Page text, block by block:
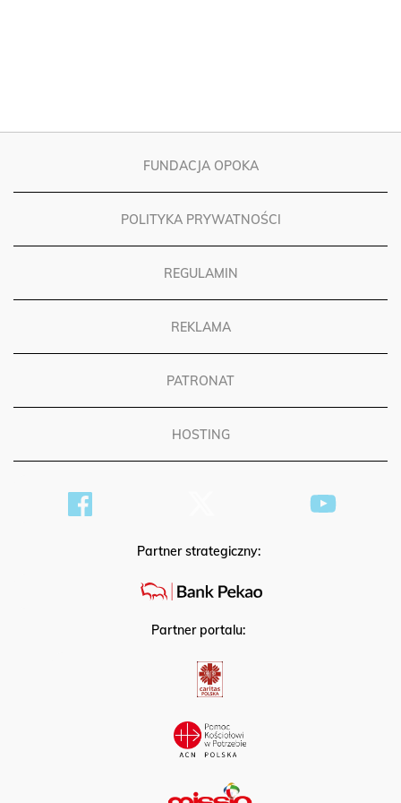
FUNDACJA OPOKA
POLITYKA PRYWATNOŚCI
REGULAMIN
REKLAMA
PATRONAT
HOSTING
Partner strategiczny:
Partner portalu: